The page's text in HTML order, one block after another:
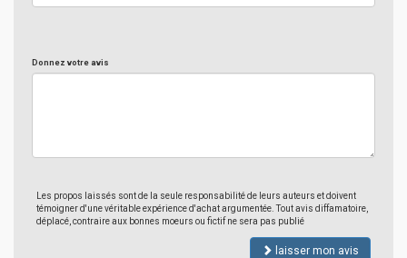
Donnez votre avis
Les propos laissés sont de la seule responsabilité de leurs auteurs et doivent
témoigner d'une véritable expérience d'achat argumentée. Tout avis diffamatoire,
déplacé, contraire aux bonnes moeurs ou fictif ne sera pas publié
laisser mon avis